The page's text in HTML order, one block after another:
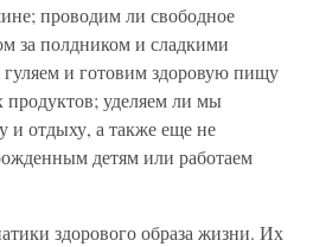
проводим ли свободное
за полдником и сладкими
и готовим здоровую пищу
продуктов; уделяем ли мы
и отдыху, а также еще не
детям или работаем
здорового образа жизни. Их